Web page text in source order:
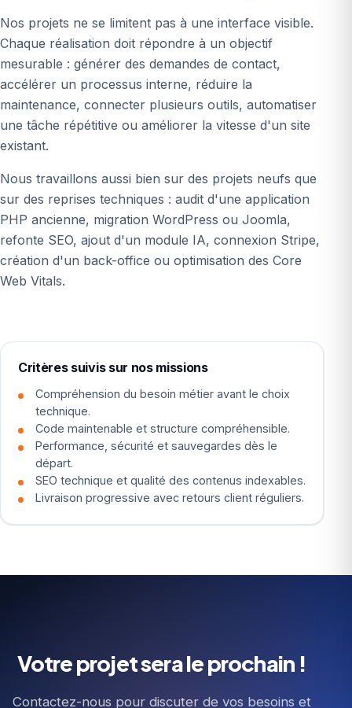
Nos projets ne se limitent pas à une interface visible.
Chaque réalisation doit répondre à un objectif
mesurable : générer des demandes de contact,
accélérer un processus interne, réduire la
maintenance, connecter plusieurs outils, automatiser
une tâche répétitive ou améliorer la vitesse d'un site
existant.
Nous travaillons aussi bien sur des projets neufs que
sur des reprises techniques : audit d'une application
PHP ancienne, migration WordPress ou Joomla,
refonte SEO, ajout d'un module IA, connexion Stripe,
création d'un back-office ou optimisation des Core
Web Vitals.
Critères suivis sur nos missions
Compréhension du besoin métier avant le choix
technique.
Code maintenable et structure compréhensible.
Performance, sécurité et sauvegardes dès le
départ.
SEO technique et qualité des contenus indexables.
Livraison progressive avec retours client réguliers.
Votre projet sera le prochain !
Contactez-nous pour discuter de vos besoins et